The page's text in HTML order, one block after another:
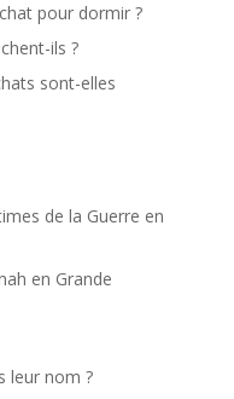
pour dormir ?
ils ?
sont-elles
de la Guerre en
en Grande
leur nom ?